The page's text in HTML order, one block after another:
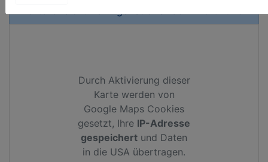
Durch Aktivierung dieser
Karte werden von
Google Maps Cookies
gesetzt, Ihre IP-Adresse
gespeichert und Daten
in die USA übertragen.